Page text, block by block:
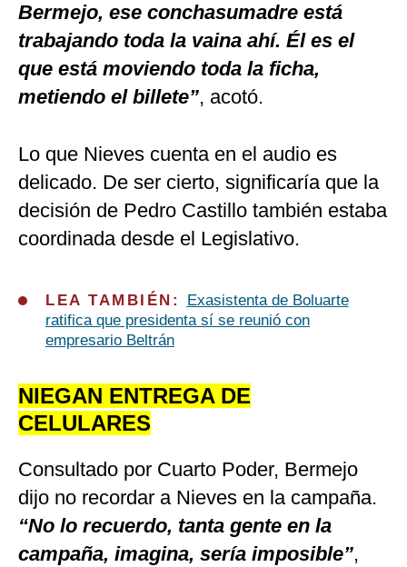
Bermejo, ese conchasumadre está
trabajando toda la vaina ahí. Él es el
que está moviendo toda la ficha,
metiendo el billete”, acotó.
Lo que Nieves cuenta en el audio es
delicado. De ser cierto, significaría que la
decisión de Pedro Castillo también estaba
coordinada desde el Legislativo.
LEA TAMBIÉN:
Exasistenta de Boluarte
ratifica que presidenta sí se reunió con
empresario Beltrán
NIEGAN ENTREGA DE
CELULARES
Consultado por Cuarto Poder, Bermejo
dijo no recordar a Nieves en la campaña.
“No lo recuerdo, tanta gente en la
campaña, imagina, sería imposible”,